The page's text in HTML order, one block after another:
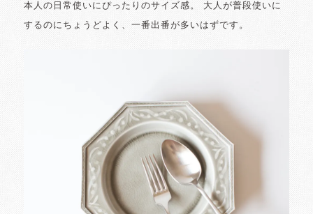
本人の日常使いにぴったりのサイズ感。 大人が普段使いに
するのにちょうどよく、一番出番が多いはずです。